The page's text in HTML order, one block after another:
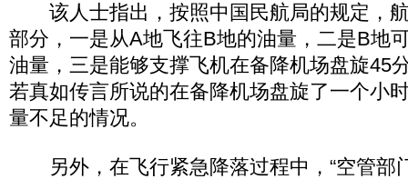
该人士指出，按照中国民航局的规定，
部分，一是从A地飞往B地的油量，二是B地
油量，三是能够支撑飞机在备降机场盘旋45
若真如传言所说的在备降机场盘旋了一个小
量不足的情况。
另外，在飞行紧急降落过程中，“空管部